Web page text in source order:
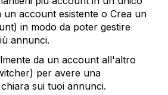
un account esistente o Crea un
in modo da poter gestire
annunci.
da un account all'altro
per avere una
sui tuoi annunci.